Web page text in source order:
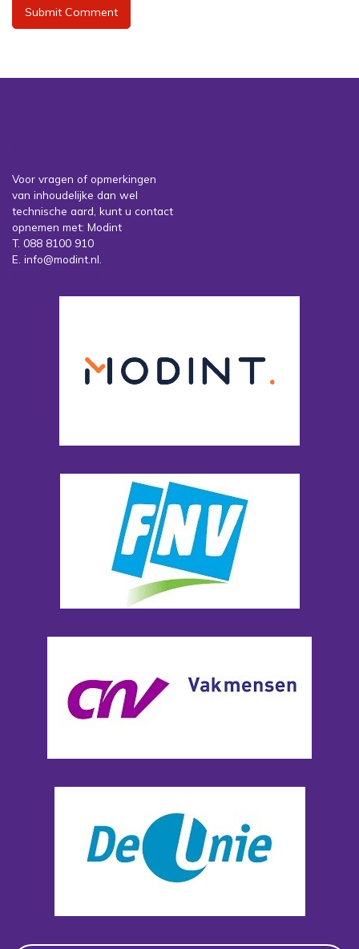
Voor vragen of opmerkingen
van inhoudelijke dan wel
technische aard, kunt u contact
opnemen met: Modint
T. 088 8100 910
E. info@modint.nl.